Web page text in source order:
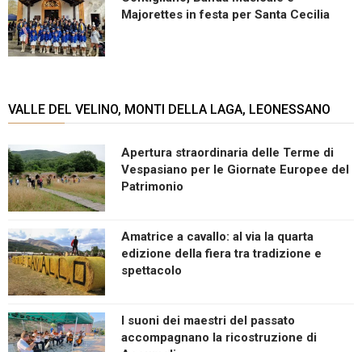
Majorettes in festa per Santa Cecilia
VALLE DEL VELINO, MONTI DELLA LAGA, LEONESSANO
Apertura straordinaria delle Terme di
Vespasiano per le Giornate Europee del
Patrimonio
Amatrice a cavallo: al via la quarta
edizione della fiera tra tradizione e
spettacolo
I suoni dei maestri del passato
accompagnano la ricostruzione di